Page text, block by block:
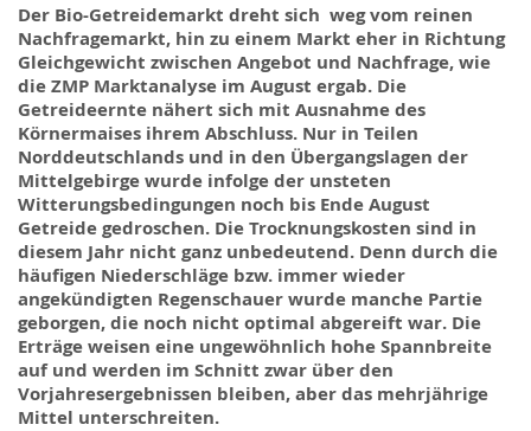
Der Bio-Getreidemarkt dreht sich weg vom reinen
Nachfragemarkt, hin zu einem Markt eher in Richtung
Gleichgewicht zwischen Angebot und Nachfrage, wie
die ZMP Marktanalyse im August ergab. Die
Getreideernte nähert sich mit Ausnahme des
Körnermaises ihrem Abschluss. Nur in Teilen
Norddeutschlands und in den Übergangslagen der
Mittelgebirge wurde infolge der unsteten
Witterungsbedingungen noch bis Ende August
Getreide gedroschen. Die Trocknungskosten sind in
diesem Jahr nicht ganz unbedeutend. Denn durch die
häufigen Niederschläge bzw. immer wieder
angekündigten Regenschauer wurde manche Partie
geborgen, die noch nicht optimal abgereift war. Die
Erträge weisen eine ungewöhnlich hohe Spannbreite
auf und werden im Schnitt zwar über den
Vorjahresergebnissen bleiben, aber das mehrjährige
Mittel unterschreiten.